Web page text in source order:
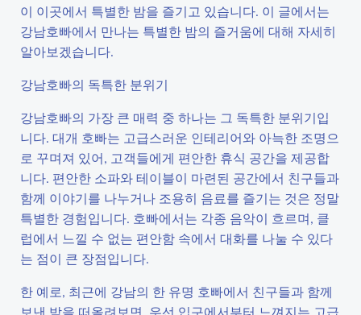
이 이곳에서 특별한 밤을 즐기고 있습니다. 이 글에서는
강남호빠에서 만나는 특별한 밤의 즐거움에 대해 자세히
알아보겠습니다.
강남호빠의 독특한 분위기
강남호빠의 가장 큰 매력 중 하나는 그 독특한 분위기입
니다. 대개 호빠는 고급스러운 인테리어와 아늑한 조명으
로 꾸며져 있어, 고객들에게 편안한 휴식 공간을 제공합
니다. 편안한 소파와 테이블이 마련된 공간에서 친구들과
함께 이야기를 나누거나 조용히 음료를 즐기는 것은 정말
특별한 경험입니다. 호빠에서는 각종 음악이 흐르며, 클
럽에서 느낄 수 없는 편안함 속에서 대화를 나눌 수 있다
는 점이 큰 장점입니다.
한 예로, 최근에 강남의 한 유명 호빠에서 친구들과 함께
보낸 밤을 떠올려보면, 우선 입구에서부터 느껴지는 고급